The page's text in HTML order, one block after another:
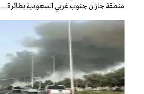
منطقة جازان جنوب غربي السعودية بطائرة...